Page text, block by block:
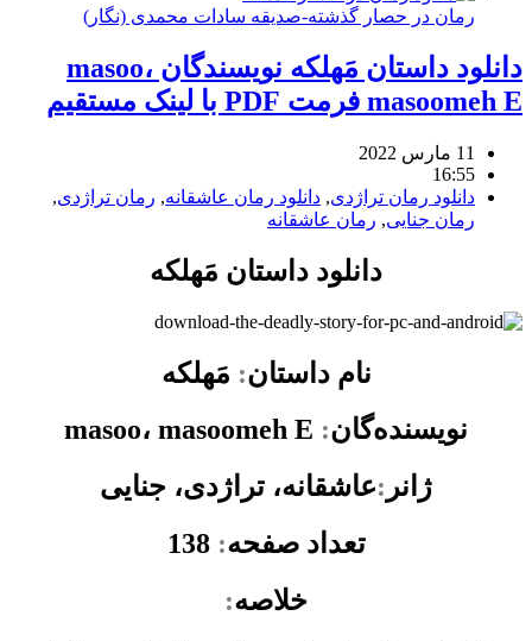
رمان در حصار گذشته-صدیقه سادات محمدی (نگار)
دانلود داستان مَهلکه نویسندگان masoo،
masoomeh E فرمت PDF با لینک مستقیم
11 مارس 2022
16:55
دانلود رمان تراژدی, دانلود رمان عاشقانه, رمان تراژدی,
رمان جنایی, رمان عاشقانه
دانلود داستان مَهلکه
نام داستان: مَهلکه
نویسنده‌گان:
ژانر :عاشقانه، تراژدی، جنایی
تعداد صفحه:
138
خلاصه: